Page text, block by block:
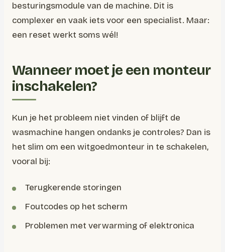
besturingsmodule van de machine. Dit is
complexer en vaak iets voor een specialist. Maar:
een reset werkt soms wél!
Wanneer moet je een monteur
inschakelen?
Kun je het probleem niet vinden of blijft de
wasmachine hangen ondanks je controles? Dan is
het slim om een witgoedmonteur in te schakelen,
vooral bij:
Terugkerende storingen
Foutcodes op het scherm
Problemen met verwarming of elektronica